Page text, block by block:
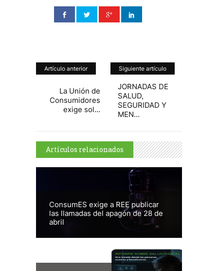
Artículo anterior
La Unión de
Consumidores
exige sol...
Siguiente artículo
JORNADAS DE
SALUD,
SEGURIDAD Y
MEN...
Artículos relacionados
ConsumES exige a REE publicar
las llamadas del apagón de 28 de
abril